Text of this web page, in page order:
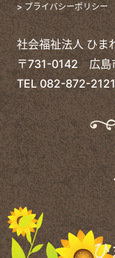
> プライバシーポリシー
社会福祉法人 ひま
〒731-0142 広島
TEL 082-872-2121